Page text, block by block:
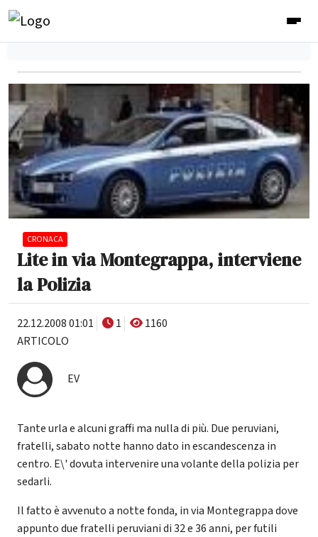
CRONACA
Lite in via Montegrappa, interviene
la Polizia
22.12.2008 01:01 1
1160
ARTICOLO
EV
Tante urla e alcuni graffi ma nulla di più. Due peruviani,
fratelli, sabato notte hanno dato in escandescenza in
centro. E\' dovuta intervenire una volante della polizia per
sedarli.
Il fatto è avvenuto a notte fonda, in via Montegrappa dove
appunto due fratelli peruviani di 32 e 36 anni, per futili